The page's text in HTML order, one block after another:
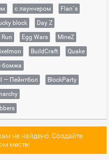
с лаунчером
Flan`s
block
Day Z
Run Egg Wars
MineZ
BuildCraft
Quake
бомжа
— Пейнтбол
BlockParty
не найдено. Создайте
месте!